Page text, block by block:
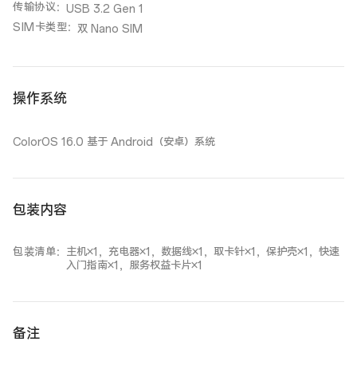
传输协议： USB 3.2 Gen 1
SIM卡类型： 双 Nano SIM
操作系统
ColorOS 16.0 基于 Android（安卓）系统
包装内容
包装清单： 主机×1，充电器×1，数据线×1，取卡针×1，保护壳×1，快速
入门指南×1，服务权益卡片×1
备注